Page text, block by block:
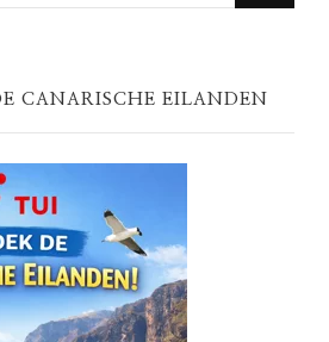
CANARISCHE EILANDEN